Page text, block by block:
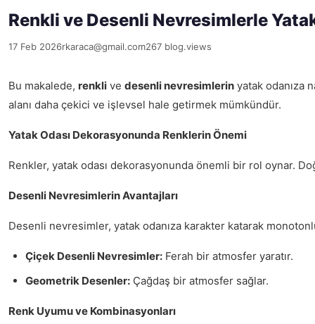
Renkli ve Desenli Nevresimlerle
17 Feb 2026rkaraca@gmail.com267 blog.views
Bu makalede, renkli ve desenli nevresimlerin yatak odanıza
alanı daha çekici ve işlevsel hale getirmek mümkündür.
Yatak Odası Dekorasyonunda Renklerin Önemi
Renkler, yatak odası dekorasyonunda önemli bir rol oynar.
Desenli Nevresimlerin Avantajları
Desenli nevresimler, yatak odanıza karakter katarak
Çiçek Desenli Nevresimler: Ferah bir atmosfer yaratır.
Geometrik Desenler: Çağdaş bir atmosfer sağlar.
Renk Uyumu ve Kombinasyonları